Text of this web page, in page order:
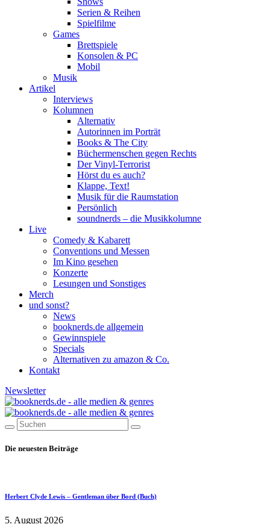
Serien & Reihen
Spielfilme
Games
Brettspiele
Konsolen & PC
Mobil
Musik
Artikel
Interviews
Kolumnen
Alternativ
Autorinnen im Porträt
Books & The City
Büchermenschen gegen Rechts
Der Vinyl-Terrorist
Hörst du es auch?
Klappe, Text!
Musik für die Raumstation
Persönlich
soundnerds – die Musikkolumne
Live
Comedy & Kabarett
Conventions und Messen
Im Kino gesehen
Konzerte
Lesungen und Sonstiges
Merch
und sonst?
News
booknerds.de allgemein
Gewinnspiele
Specials
Alternativen zu amazon & Co.
Kontakt
Newsletter
Die neuesten Beiträge
Herbert Clyde Lewis – Gentleman über Bord (Buch)
5. August 2026